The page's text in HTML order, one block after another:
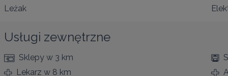
Leżak
Usługi zewnętrzne
Sklepy w 3 km
Lekarz w 8 km